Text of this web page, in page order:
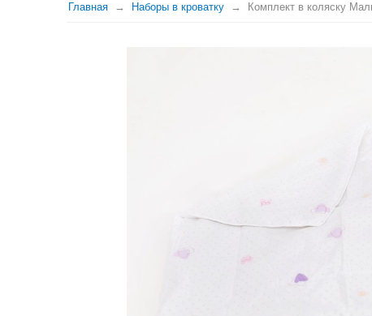
Главная Наборы в кроватку Комплект в коляску